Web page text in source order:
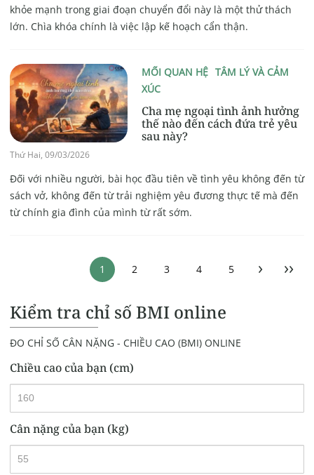
khỏe mạnh trong giai đoạn chuyển đổi này là một thử thách
lớn. Chìa khóa chính là việc lập kế hoạch cẩn thận.
MỐI QUAN HỆ TÂM LÝ VÀ CẢM
XÚC
Cha mẹ ngoại tình ảnh hưởng
thế nào đến cách đứa trẻ yêu
sau này?
Thứ Hai, 09/03/2026
Đối với nhiều người, bài học đầu tiên về tình yêu không đến từ
sách vở, không đến từ trải nghiệm yêu đương thực tế mà đến
từ chính gia đình của mình từ rất sớm.
1 2 3 4 5 ›
››
Kiểm tra chỉ số BMI online
ĐO CHỈ SỐ CÂN NẶNG - CHIỀU CAO (BMI) ONLINE
Chiều cao của bạn (cm)
Cân nặng của bạn (kg)